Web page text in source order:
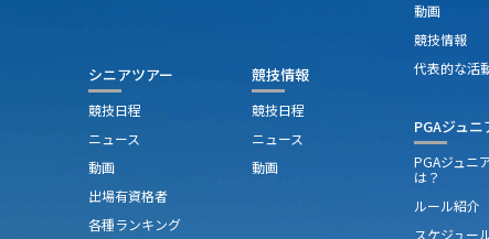
シニアツアー
競技日程
ニュース
動画
出場有資格者
各種ランキング
競技情報
競技日程
ニュース
動画
動画
競技情報
代表的な活
PGAジュ
PGAジュニ
は？
ルール紹介
スケジュー